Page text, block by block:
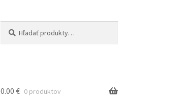
0.00 € 0 produktov